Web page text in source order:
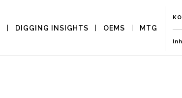
DIGGING INSIGHTS OEMS MTG